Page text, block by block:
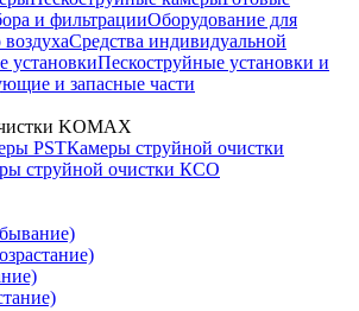
и фильтрацииОборудование для
Средства индивидуальной
установкиПескоструйные установки и
и запасные части
KOMAX
PSTКамеры струйной очистки
струйной очистки КСО